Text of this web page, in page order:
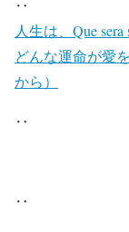
‥
人生は、Que
どんな運命が愛
から）
‥
‥